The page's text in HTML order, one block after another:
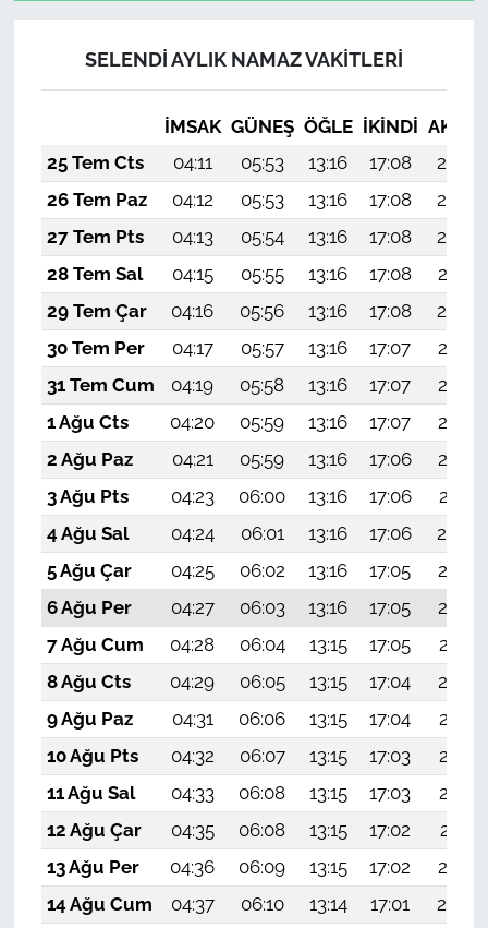
SELENDİ AYLIK NAMAZ VAKITLERI
İMSAK GÜNEŞ ÖĞLE İKINDI
25 Tem Cts
04:11 05:53 13:16 17:08
20:30
26 Tem Paz
04:12 05:53 13:16 17:08
20:29
27 Tem Pts
04:13 05:54 13:16 17:08
20:28
28 Tem Sal
04:15 05:55 13:16 17:08
20:27
29 Tem Çar
04:16 05:56 13:16 17:08
20:26
30 Tem Per
04:17 05:57 13:16 17:07
20:25
31 Tem Cum
04:19 05:58 13:16 17:07
20:24
1 Ağu Cts
04:20 05:59 13:16 17:07
20:23
2 Ağu Paz
04:21 05:59 13:16 17:06
20:22
3 Ağu Pts
04:23 06:00 13:16 17:06
20:21
4 Ağu Sal
04:24 06:01 13:16 17:06
20:20
5 Ağu Çar
04:25 06:02 13:16 17:05
20:19
6 Ağu Per
04:27 06:03 13:16 17:05
20:18
7 Ağu Cum
04:28 06:04 13:15 17:05
20:17
8 Ağu Cts
04:29 06:05 13:15 17:04
20:16
9 Ağu Paz
04:31 06:06 13:15 17:04
20:15
10 Ağu Pts
04:32 06:07 13:15 17:03
20:13
11 Ağu Sal
04:33 06:08 13:15 17:03
20:12
12 Ağu Çar
04:35 06:08 13:15 17:02
20:11
13 Ağu Per
04:36 06:09 13:15 17:02
20:10
14 Ağu Cum
04:37 06:10 13:14 17:01
20:08